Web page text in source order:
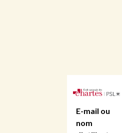
E-mail ou
nom